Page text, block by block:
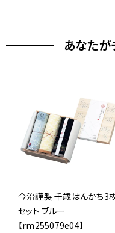
あなたが
今治謹製 千歳はんかち3
セット ブルー
【rm255079e04】